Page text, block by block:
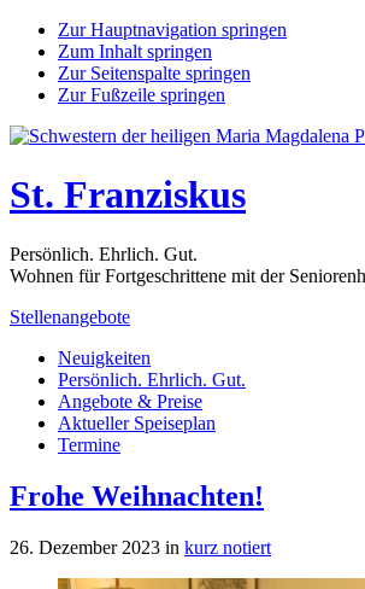
Zur Hauptnavigation springen
Zum Inhalt springen
Zur Seitenspalte springen
Zur Fußzeile springen
St. Franziskus
Persönlich. Ehrlich. Gut.
Wohnen für Fortgeschrittene mit der
Stellenangebote
Neuigkeiten
Persönlich. Ehrlich. Gut.
Angebote & Preise
Aktueller Speiseplan
Termine
Frohe Weihnachten!
26. Dezember 2023 in kurz notiert